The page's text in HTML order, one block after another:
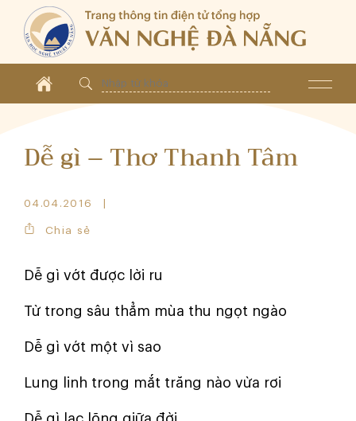
Dễ gì – Thơ Thanh Tâm
04.04.2016
Chia sẻ
Dễ gì vớt được lời ru
Từ trong sâu thẳm mùa thu ngọt ngào
Dễ gì vớt một vì sao
Lung linh trong mắt trăng nào vừa rơi